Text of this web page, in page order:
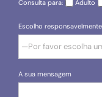
Consulta para: Adulto
Escolho
A sua mensagem